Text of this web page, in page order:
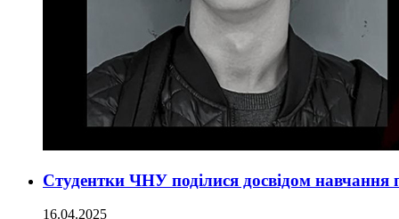
Студентки ЧНУ поділися досвідом навчання
16.04.2025